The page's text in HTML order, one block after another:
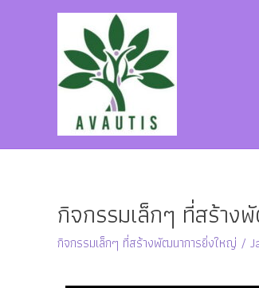
กิจกรรมเล็กๆ ที่สร้าง
กิจกรรมเล็กๆ ที่สร้างพัฒนาการยิ่งใหญ่ /